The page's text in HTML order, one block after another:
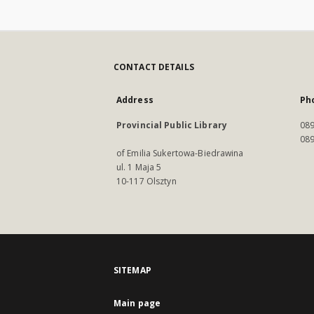
CONTACT DETAILS
Address
Provincial Public Library
of Emilia Sukertowa-Biedrawina
ul. 1 Maja 5
10-117 Olsztyn
SITEMAP
Main page